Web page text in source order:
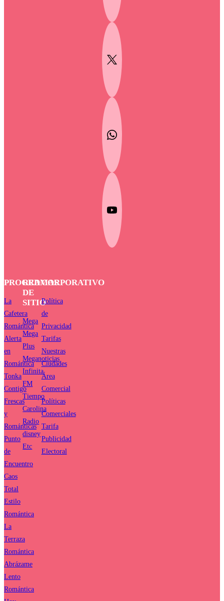
PROGRAMAS
La
Cafetera
Romántica
Alerta
en
Romántica
Tonka
Contigo
Frescas
y
Románticas
Punto
de
Encuentro
Caos
Total
Estilo
Romántica
La
Terraza
Romántica
Abrázame
Lento
Romántica
RED
DE
SITIO
Mega
Mega
Plus
Meganoticias
Infinita
FM
Tiempo
Carolina
Radio
disney
Etc
CORPORATIVO
Política
de
Privacidad
Tarifas
Nuestras
Ciudades
Área
Comercial
Políticas
Comerciales
Tarifa
Publicidad
Electoral